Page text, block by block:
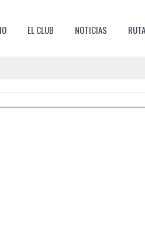
EL CLUB NOTICIAS